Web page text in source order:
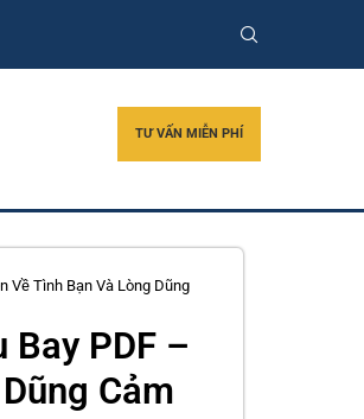
TƯ VẤN MIỄN PHÍ
Về Tình Bạn Và Lòng Dũng
Bay PDF –
Cảm